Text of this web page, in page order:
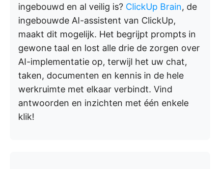
ingebouwd en al veilig is? ClickUp Brain, de
ingebouwde AI-assistent van ClickUp,
maakt dit mogelijk. Het begrijpt prompts in
gewone taal en lost alle drie de zorgen over
AI-implementatie op, terwijl het uw chat,
taken, documenten en kennis in de hele
werkruimte met elkaar verbindt. Vind
antwoorden en inzichten met één enkele
klik!